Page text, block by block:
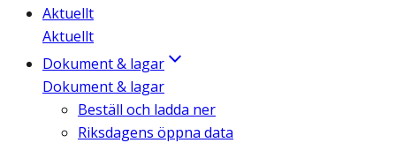
Aktuellt
Aktuellt
Dokument & lagar
Dokument & lagar
Beställ och ladda ner
Riksdagens öppna data